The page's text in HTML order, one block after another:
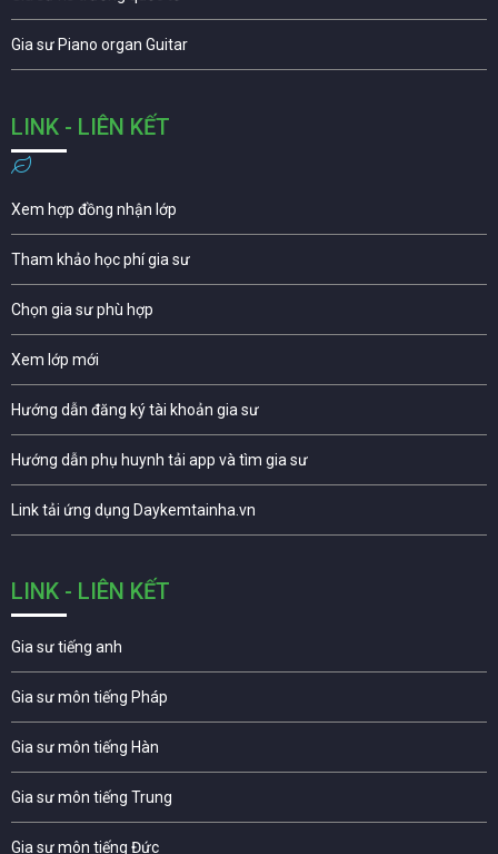
Gia sư Piano organ Guitar
LINK - LIÊN KẾT
Xem hợp đồng nhận lớp
Tham khảo học phí gia sư
Chọn gia sư phù hợp
Xem lớp mới
Hướng dẫn đăng ký tài khoản gia sư
Hướng dẫn phụ huynh tải app và tìm gia sư
Link tải ứng dụng Daykemtainha.vn
LINK - LIÊN KẾT
Gia sư tiếng anh
Gia sư môn tiếng Pháp
Gia sư môn tiếng Hàn
Gia sư môn tiếng Trung
Gia sư môn tiếng Đức